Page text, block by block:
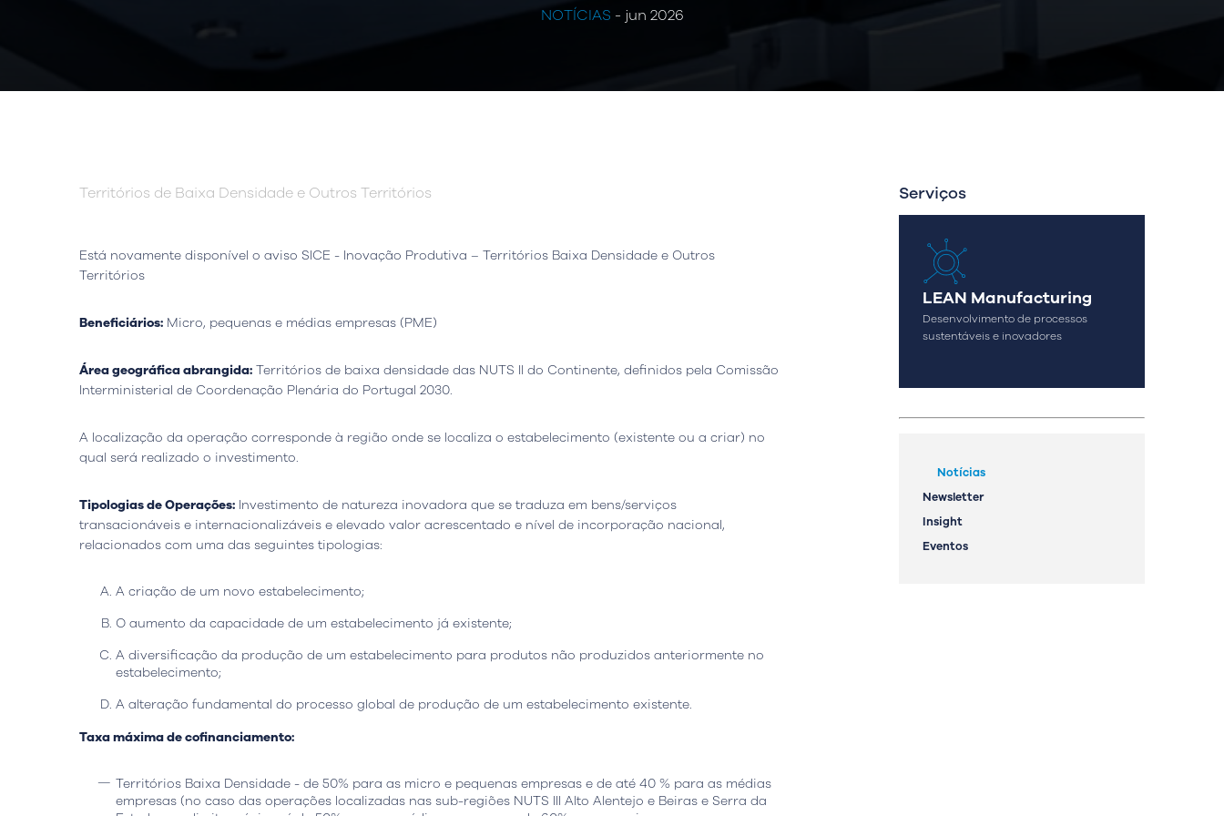
NOTÍCIAS - jun 2026
Territórios de Baixa Densidade e Outros Territórios
Está novamente disponível o aviso SICE - Inovação Produtiva – Territórios Baixa Densidade e Outros
Territórios
Beneficiários: Micro, pequenas e médias empresas (PME)
Área geográfica abrangida: Territórios de baixa densidade das NUTS II do Continente, definidos pela Comissão
Interministerial de Coordenação Plenária do Portugal 2030.
A localização da operação corresponde à região onde se localiza o estabelecimento (existente ou a criar) no
qual será realizado o investimento.
Tipologias de Operações: Investimento de natureza inovadora que se traduza em bens/serviços
transacionáveis e internacionalizáveis e elevado valor acrescentado e nível de incorporação nacional,
relacionados com uma das seguintes tipologias:
A criação de um novo estabelecimento;
O aumento da capacidade de um estabelecimento já existente;
A diversificação da produção de um estabelecimento para produtos não produzidos anteriormente no
estabelecimento;
A alteração fundamental do processo global de produção de um estabelecimento existente.
Taxa máxima de cofinanciamento:
Territórios Baixa Densidade - de 50% para as micro e pequenas empresas e de até 40 % para as médias
empresas (no caso das operações localizadas nas sub-regiões NUTS III Alto Alentejo e Beiras e Serra da
Serviços
LEAN Manufacturing
Desenvolvimento de processos
sustentáveis e inovadores
Notícias
Newsletter
Insight
Eventos
Sede Lisboa, Portugal
Avenida do Atlântico, nº 16,
Escritório 5.07,
Escritório Leiria, Portugal
Rua da Floresta n.º 800
Ortelsburger Allee 3
Abrir Google Map